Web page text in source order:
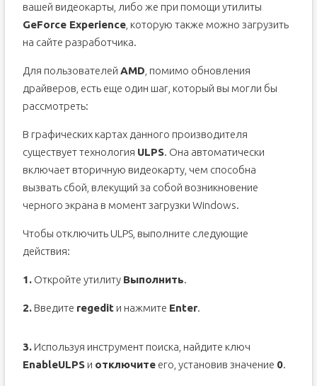
вашей видеокарты, либо же при помощи утилиты
GeForce Experience, которую также можно загрузить
на сайте разработчика.
Для пользователей AMD , помимо обновления
драйверов, есть еще один шаг, который вы могли бы
рассмотреть:
В графических картах данного производителя
существует технология ULPS. Она автоматически
включает вторичную видеокарту, чем способна
вызвать сбой, влекущий за собой возникновение
черного экрана в момент загрузки Windows.
Чтобы отключить ULPS, выполните следующие
действия:
1.Откройте утилиту Выполнить.
2.Введите regedit и нажмите Enter.
3.Используя инструмент поиска, найдите ключ
EnableULPSи отключитеего, установив значение 0.